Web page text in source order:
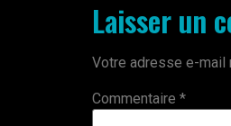
Laisser un
Votre adresse e-mail
Commentaire *